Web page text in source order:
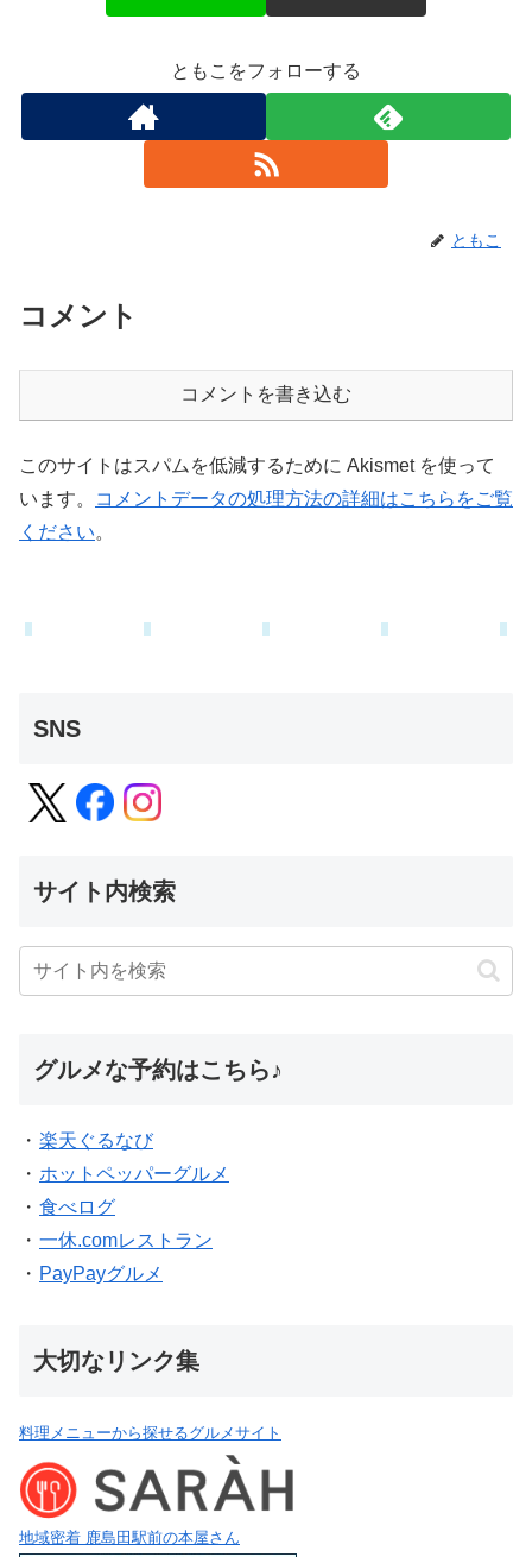
ともこをフォローする
ともこ
コメント
コメントを書き込む
このサイトはスパムを低減するために Akismet を使って
います。
コメントデータの処理方法の詳細はこちらをご覧
ください。
SNS
サイト内検索
グルメな予約はこちら♪
・ 楽天ぐるなび
・ ホットペッパーグルメ
・ 食べログ
・ 一休.comレストラン
・ PayPayグルメ
大切なリンク集
料理メニューから探せるグルメサイト
地域密着 鹿島田駅前の本屋さん